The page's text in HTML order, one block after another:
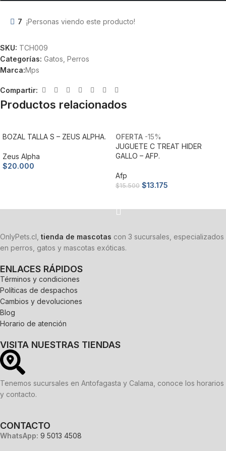
7 ¡Personas viendo este producto!
SKU: TCH009
Categorías: Gatos Perros
Marca:Mps
Compartir:
Productos relacionados
BOZAL TALLA S – ZEUS ALPHA.
Zeus Alpha
$20.000
-15%
JUGUETE C TREAT HIDER
GALLO – AFP.
Afp
$15.500 $13.175
OnlyPets.cl, tienda de mascotas con 3 sucursales, especializados
en perros, gatos y mascotas exóticas.
ENLACES RÁPIDOS
Términos y condiciones
Políticas de despachos
Cambios y devoluciones
Blog
Horario de atención
VISITA NUESTRAS TIENDAS
Tenemos sucursales en Antofagasta y Calama, conoce los horarios
y contacto.
CONTACTO
WhatsApp: 9 5013 4508